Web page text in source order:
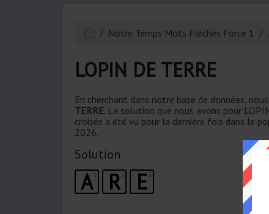
Notre Temps Mots Fléchés Force 1
LOPIN DE TERRE
En cherchant dans notre base de données,
TERRE. La solution que nous avons pour
croisés a été vu pour la dernière fois dans le
2026.
Solution
1
A 2
R 3
E